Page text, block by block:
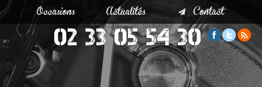
Occasions Actualités Contact